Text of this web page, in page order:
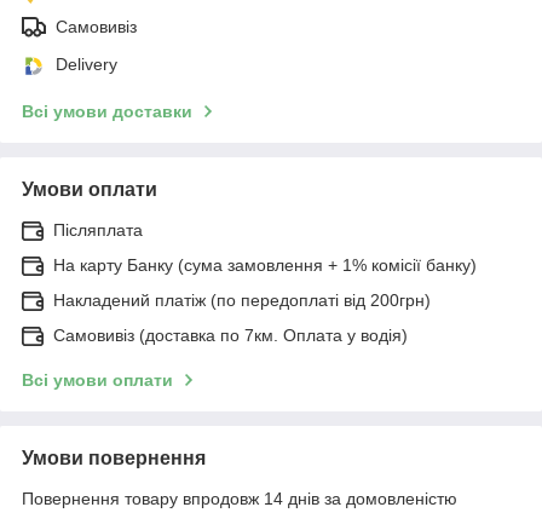
Самовивіз
Delivery
Всі умови доставки
Умови оплати
Післяплата
На карту Банку (сума замовлення + 1% комісії банку)
Накладений платіж (по передоплаті від 200грн)
Самовивіз (доставка по 7км. Оплата у водія)
Всі умови оплати
Умови повернення
Повернення товару впродовж 14 днів за домовленістю